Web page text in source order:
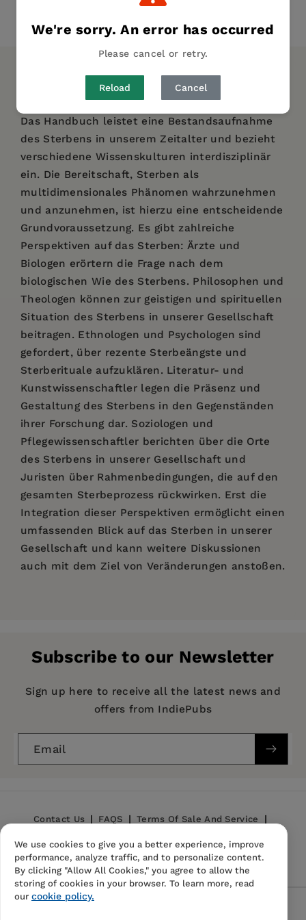
We're sorry. An error has occurred
Please cancel or retry.
Reload Cancel
DESCRIPTION DETAILS AUTHOR BIO
Das Handbuch leistet eine Bestandsaufnahme
des Sterbens in unserem Zeitalter und bezieht
verschiedene Wissenskulturen interdisziplinär
ein. Die Bereitschaft, Sterben als
multidimensionales Phänomen wahrzunehmen
und anzunehmen, ist hierzu eine entscheidende
Grundvoraussetzung. Es gibt zahlreiche
Perspektiven auf das Sterben: Ärzte und
Biologen erörtern die Frage nach dem
biologischen Wie des Sterbens. Philosophen und
Theologen können zur geistigen und spirituellen
Situation des Sterbens in unserer Gesellschaft
beitragen. Ethnologen und Psychologen sind
gefordert, über rezente Sterbeängste und
Sterberituale aufzuklären. Literatur‑ und
Kunstwissenschaftler legen die Präsenz und
Gestaltung des Sterbens in den Gegenständen
ihrer Forschung dar. Soziologen und
Pflegewissenschaftler berichten über die Orte
des Sterbens in unserer Gesellschaft und
Juristen über Rahmenbedingungen, die auf den
gesamten Sterbeprozess rückwirken. Erst die
Integration dieser Perspektiven ermöglicht einen
umfassenden Blick auf das Sterben in unserer
Gesellschaft und kann weitere Diskussionen
auch mit dem Ziel von Veränderungen anstoßen.
Imprint: De Gruyter
Publication Date: 15 October 2012
9783110246445
BISACs: PHI000000 PHILOSOPHY / General,
Resources
Ruprecht-Karls-Universität Heidelberg,
Subscribe to our Newsletter
Sign up here to receive all the latest news and
offers from IndiePubs
Email
Contact Us FAQS Terms Of Sale And Service
Privacy Policy Refund Policy
We use cookies to give you a better experience, improve
performance, analyze traffic, and to personalize content.
By clicking "Allow All Cookies," you agree to allow the
storing of cookies in your browser. To learn more, read
our cookie policy.